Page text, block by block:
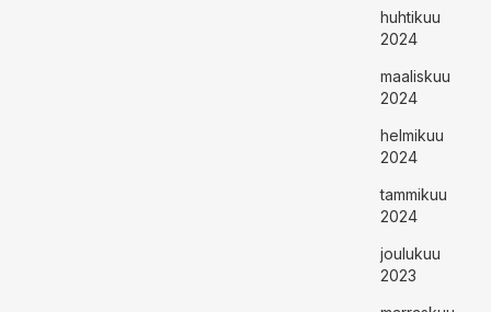
huhtikuu
2024
maaliskuu
2024
helmikuu
2024
tammikuu
2024
joulukuu
2023